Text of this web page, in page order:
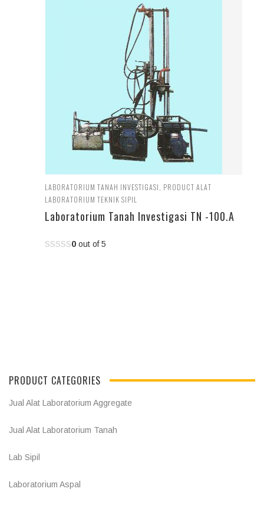
LABORATORIUM TANAH INVESTIGASI PRODUCT ALAT
LABORATORIUM TEKNIK SIPIL
Laboratorium Tanah Investigasi TN -100.A
0 out of 5
PRODUCT CATEGORIES
Jual Alat Laboratorium Aggregate
Jual Alat Laboratorium Tanah
Lab Sipil
Laboratorium Aspal